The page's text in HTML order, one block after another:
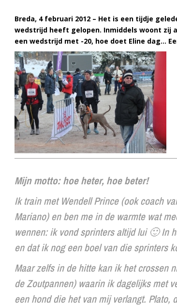
Breda, 4 februari 2012 – Het is een tijdje
wedstrijd heeft gelopen. Inmiddels woont zij
een wedstrijd met -20, hoe doet Eline dag…
Mijn motto: hoe heter, hoe beter!
Ik train met Wendell Prince (ook coach
Mariano) en ben me in de warmte wat
wennen: ik vond sprinters altijd lui 🙂 In
en dat ik nog een boel van die sprinters
Maar zelfs in de hitte kan ik het crossen
de Zoutpannen) waarin ik dagelijks met
een hond die het van mij verlangt.